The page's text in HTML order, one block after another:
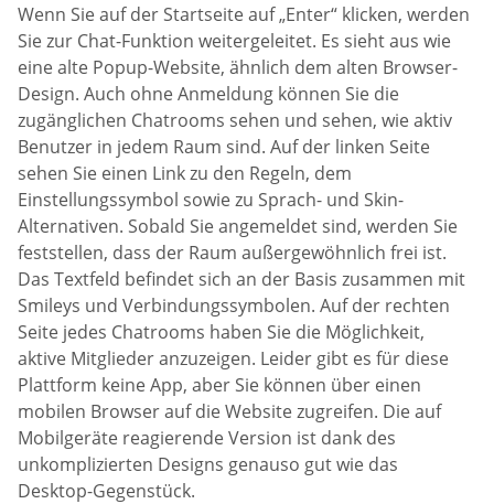
Wenn Sie auf der Startseite auf „Enter“ klicken, werden
Sie zur Chat-Funktion weitergeleitet. Es sieht aus wie
eine alte Popup-Website, ähnlich dem alten Browser-
Design. Auch ohne Anmeldung können Sie die
zugänglichen Chatrooms sehen und sehen, wie aktiv
Benutzer in jedem Raum sind. Auf der linken Seite
sehen Sie einen Link zu den Regeln, dem
Einstellungssymbol sowie zu Sprach- und Skin-
Alternativen. Sobald Sie angemeldet sind, werden Sie
feststellen, dass der Raum außergewöhnlich frei ist.
Das Textfeld befindet sich an der Basis zusammen mit
Smileys und Verbindungssymbolen. Auf der rechten
Seite jedes Chatrooms haben Sie die Möglichkeit,
aktive Mitglieder anzuzeigen. Leider gibt es für diese
Plattform keine App, aber Sie können über einen
mobilen Browser auf die Website zugreifen. Die auf
Mobilgeräte reagierende Version ist dank des
unkomplizierten Designs genauso gut wie das
Desktop-Gegenstück.